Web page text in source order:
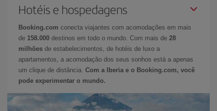
Hotéis e hospedagens
Booking.com conecta viajantes com acomodações em mais
de 158.000 destinos em todo o mundo. Com mais de 28
milhões de estabelecimentos, de hotéis de luxo a
apartamentos, a acomodação dos seus sonhos está a apenas
um clique de distância. Com a Iberia e o Booking.com, você
pode experimentar o mundo.